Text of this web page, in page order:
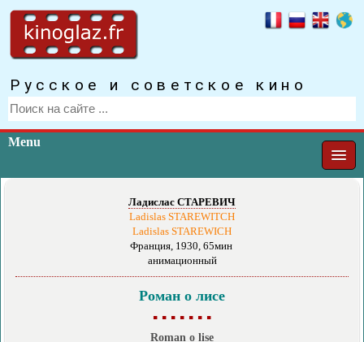
Русское и советское кино
Menu
Ладислас СТАРЕВИЧ
Ladislas STAREWITCH
Ladislas STAREWICH
Франция, 1930, 65мин
анимационный
Роман о лисе
▪ ▪ ▪ ▪ ▪ ▪ ▪
Roman o lise